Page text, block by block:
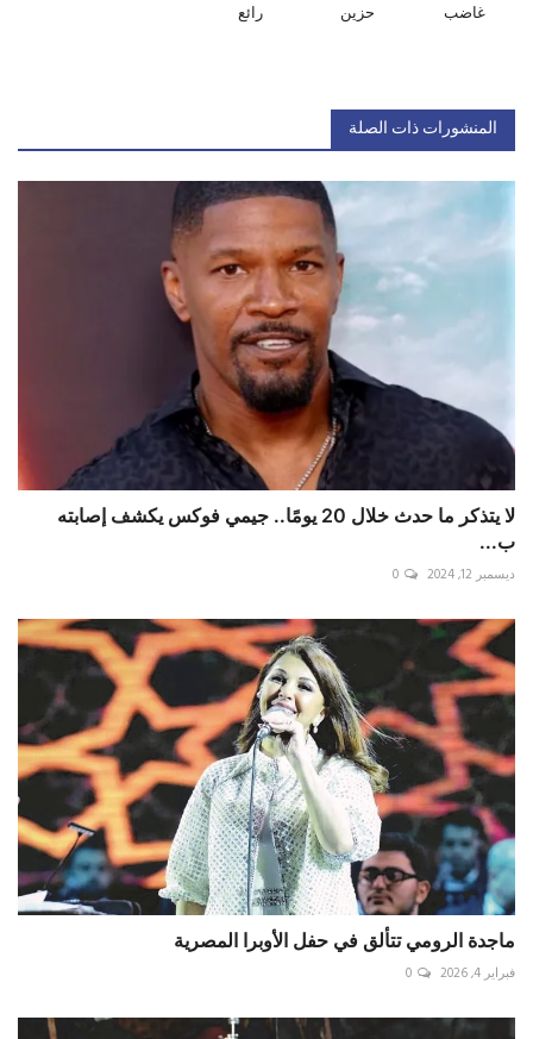
غاضب حزين رائع
المنشورات ذات الصلة
لا يتذكر ما حدث خلال 20 يومًا.. جيمي فوكس يكشف إصابته
ب...
ديسمبر 12, 2024 0
ماجدة الرومي تتألق في حفل الأوبرا المصرية
فبراير 4, 2026 0